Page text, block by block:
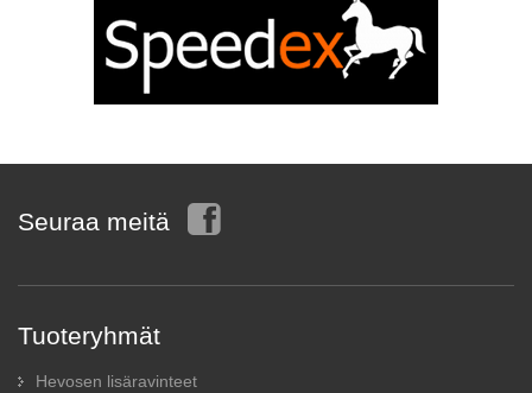
Seuraa meitä
Tuoteryhmät
Hevosen lisäravinteet